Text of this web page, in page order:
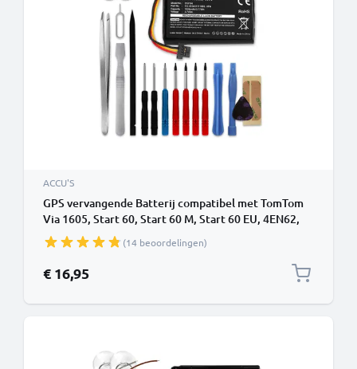
ACCU'S
GPS vervangende Batterij compatibel met TomTom
Via 1605, Start 60, Start 60 M, Start 60 EU, 4EN62,
VF6D, AHA11111003 Navigatie - 1020mAh 3.7V
vervangaccu & + Schroevendraaier-set batterij
toolkit gereedschapset
(14 beoordelingen)
€ 16,95